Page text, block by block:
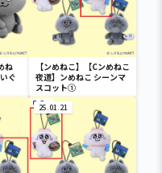
ね
ぐ
【ンめねこ】【Cンめねこ
夜道】ンめねこ シーンマ
スコット①
25.01.21